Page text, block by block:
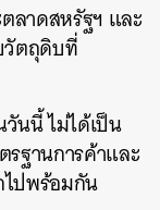
ลาดสหรัฐฯ และ
วัตถุดิบที่
นนี้ ไม่ได้เป็น
ฐานการค้าและ
ไปพร้อมกัน